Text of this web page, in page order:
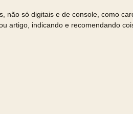
só digitais e de console, como
artigo, indicando e recomendando